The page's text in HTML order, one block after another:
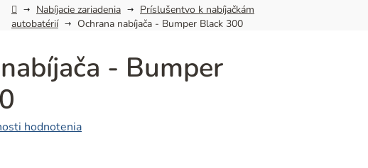
DomovNabíjacie zariadenia
Príslušentvo k nabíjačkám
autobatérií
Ochrana nabíjača - Bumper Black 300
- Bumper
hodnotenia